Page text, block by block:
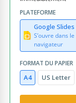
PLATEFORME
Google Slides
S’ouvre dans le
navigateur
FORMAT DU PAPIER
A4 US Letter